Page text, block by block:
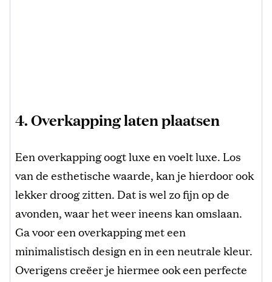
4. Overkapping laten plaatsen
Een overkapping oogt luxe en voelt luxe. Los
van de esthetische waarde, kan je hierdoor ook
lekker droog zitten. Dat is wel zo fijn op de
avonden, waar het weer ineens kan omslaan.
Ga voor een overkapping met een
minimalistisch design en in een neutrale kleur.
Overigens creëer je hiermee ook een perfecte